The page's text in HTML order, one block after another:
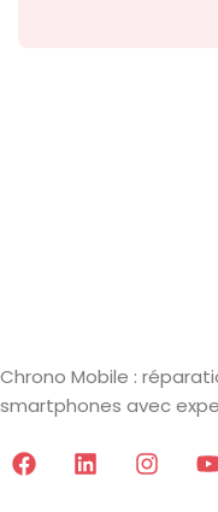
Chrono Mobile :
smartphones avec